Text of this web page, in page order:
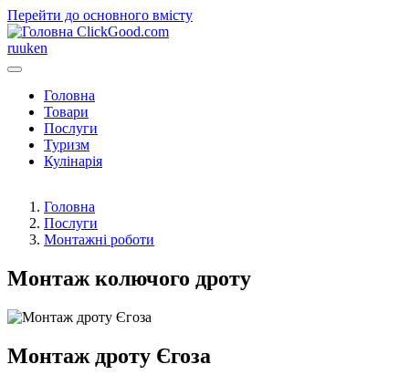
Перейти до основного вмісту
ClickGood.com
ruuken
Головна
Товари
Послуги
Туризм
Кулінарія
Головна
Послуги
Монтажні роботи
Монтаж колючого дроту
Монтаж дроту Єгоза